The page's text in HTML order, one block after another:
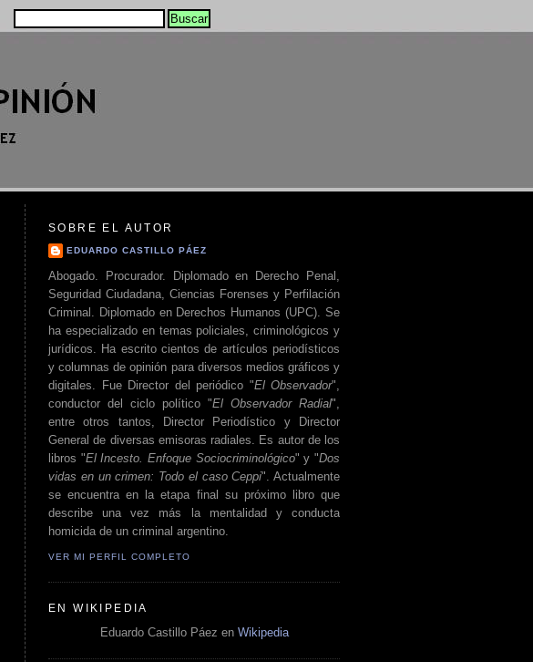
SOBRE EL AUTOR
EDUARDO CASTILLO PÁEZ
Abogado. Procurador. Diplomado en Derecho Penal,
Seguridad Ciudadana, Ciencias Forenses y Perfilación
Criminal. Diplomado en Derechos Humanos (UPC). Se
ha especializado en temas policiales, criminológicos y
jurídicos. Ha escrito cientos de artículos periodísticos
y columnas de opinión para diversos medios gráficos y
digitales. Fue Director del periódico "El Observador",
conductor del ciclo político "El Observador Radial",
entre otros tantos, Director Periodístico y Director
General de diversas emisoras radiales. Es autor de los
libros "El Incesto. Enfoque Sociocriminológico" y "Dos
vidas en un crimen: Todo el caso Ceppi". Actualmente
se encuentra en la etapa final su próximo libro que
describe una vez más la mentalidad y conducta
homicida de un criminal argentino.
VER MI PERFIL COMPLETO
EN WIKIPEDIA
Eduardo Castillo Páez en Wikipedia